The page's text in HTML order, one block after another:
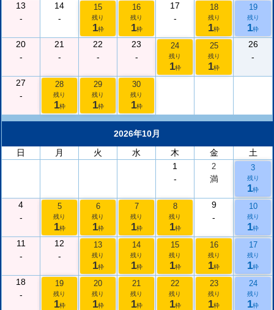
13
-
14
-
15
残り
1枠
16
残り
1枠
17
-
18
残り
1枠
19
残り
1枠
20
-
21
-
22
-
23
-
24
残り
1枠
25
残り
1枠
26
-
27
-
28
残り
1枠
29
残り
1枠
30
残り
1枠
2026年10月
日
月 火 水 木 金
土
1
-
2
満
3
残り
1枠
4
-
5
残り
1枠
6
残り
1枠
7
残り
1枠
8
残り
1枠
9
-
10
残り
1枠
11
-
12
-
13
残り
1枠
14
残り
1枠
15
残り
1枠
16
残り
1枠
17
残り
1枠
18
-
19
残り
1枠
20
残り
1枠
21
残り
1枠
22
残り
1枠
23
残り
1枠
24
残り
1枠